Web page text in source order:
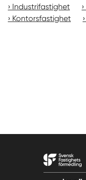
Industrifastighet
Kontorsfastighet